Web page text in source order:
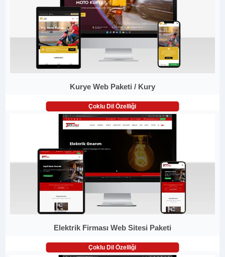
Kurye Web Paketi / Kury
Çoklu Dil Özelliği
Elektrik Firması Web Sitesi Paketi
Çoklu Dil Özelliği